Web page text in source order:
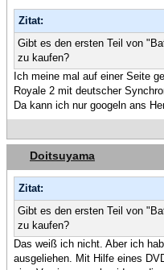
Zitat:
Gibt es den ersten Teil von
zu kaufen?
Ich meine mal auf einer Seite
Royale 2 mit deutscher
Da kann ich nur googeln ans
Doitsuyama
Zitat:
Gibt es den ersten Teil von
zu kaufen?
Das weiß ich nicht. Aber ich
ausgeliehen. Mit Hilfe eines